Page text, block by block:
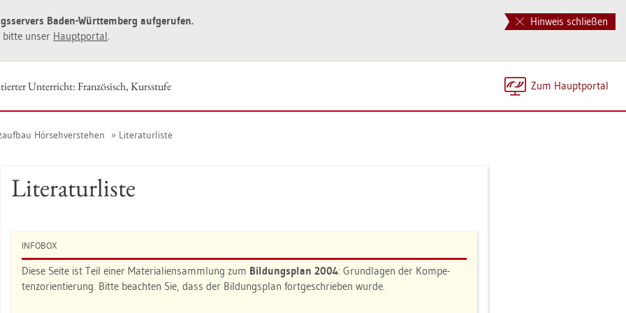
Hinweis schließen
Baden-Würt­tem­berg auf­ge­ru­fen.
bitte unser Haupt­por­tal.
Zum Haupt­por­tal
Un­ter­richt: Fran­zö­sisch, Kurs­stu­fe
Hör­seh­ver­ste­hen Li­te­ra­tur­lis­te
Li­te­ra­tur­lis­te
IN­FO­BOX
Diese Seite ist Teil einer Ma­te­ria­li­en­samm­lung zum Bil­dungs­plan 2004: Grund­la­gen der Kom­pe­
tenz­ori­en­tie­rung. Bitte be­ach­ten Sie, dass der Bil­dungs­plan fort­ge­schrie­ben wurde.